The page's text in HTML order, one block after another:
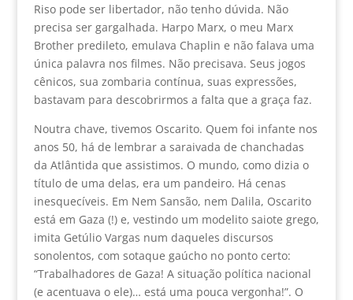
Riso pode ser libertador, não tenho dúvida. Não
precisa ser gargalhada. Harpo Marx, o meu Marx
Brother predileto, emulava Chaplin e não falava uma
única palavra nos filmes. Não precisava. Seus jogos
cênicos, sua zombaria contínua, suas expressões,
bastavam para descobrirmos a falta que a graça faz.
Noutra chave, tivemos Oscarito. Quem foi infante nos
anos 50, há de lembrar a saraivada de chanchadas
da Atlântida que assistimos. O mundo, como dizia o
título de uma delas, era um pandeiro. Há cenas
inesquecíveis. Em Nem Sansão, nem Dalila, Oscarito
está em Gaza (!) e, vestindo um modelito saiote grego,
imita Getúlio Vargas num daqueles discursos
sonolentos, com sotaque gaúcho no ponto certo:
“Trabalhadores de Gaza! A situação política nacional
(e acentuava o ele)… está uma pouca vergonha!”. O